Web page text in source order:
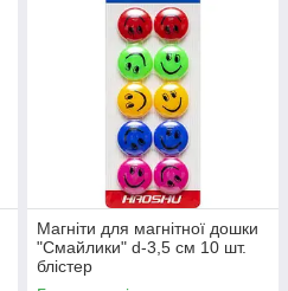
Магніти для магнітної дошки
"Смайлики" d-3,5 см 10 шт.
блістер